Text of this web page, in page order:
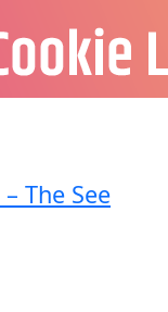
– The See